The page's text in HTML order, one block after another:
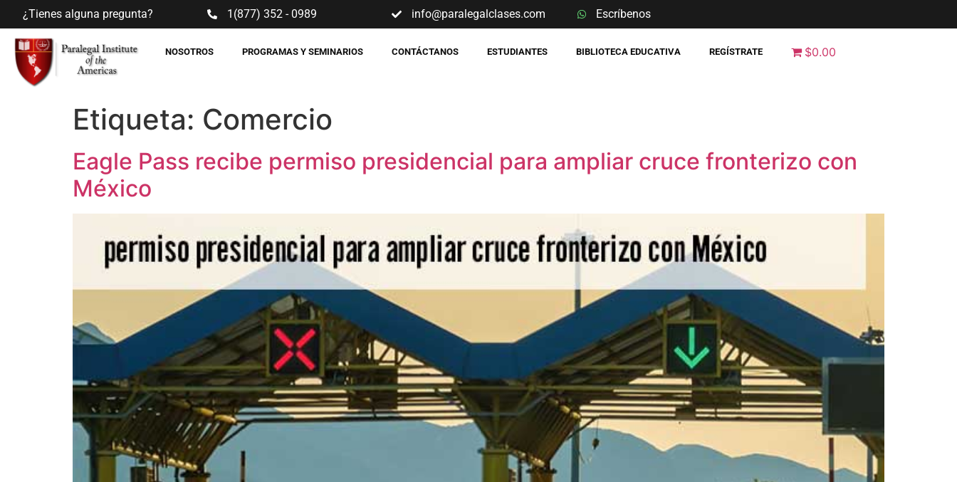
¿Tienes alguna pregunta? 1(877) 352 - 0989 info@paralegalclases.com Escríbenos
NOSOTROS PROGRAMAS Y SEMINARIOS CONTÁCTANOS ESTUDIANTES BIBLIOTECA EDUCATIVA REGÍSTRATE $0.00
Etiqueta: Comercio
Eagle Pass recibe permiso presidencial para ampliar cruce fronterizo con
México